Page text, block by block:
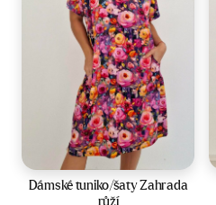
Velikost:44-50
Dámské tuniko/šaty Zahrada
růží